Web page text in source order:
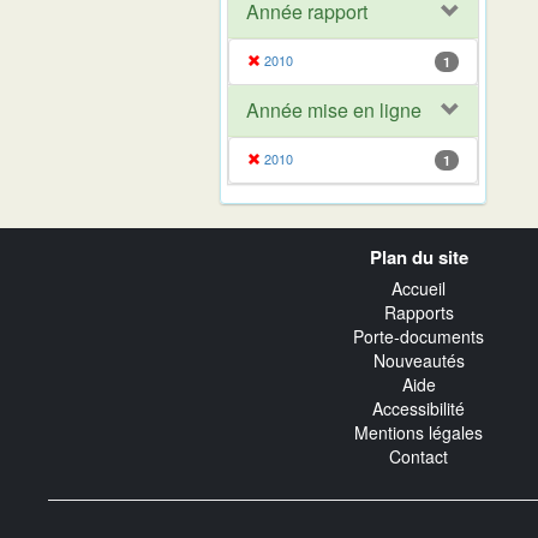
Année rapport
2010 1
Année mise en ligne
2010 1
Plan du site
Accueil
Rapports
Porte-documents
Nouveautés
Aide
Accessibilité
Mentions légales
Contact